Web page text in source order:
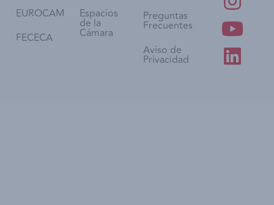
EUROCAM
FECECA
Espacios
de la
Cámara
Preguntas
Frecuentes
Aviso de
Privacidad